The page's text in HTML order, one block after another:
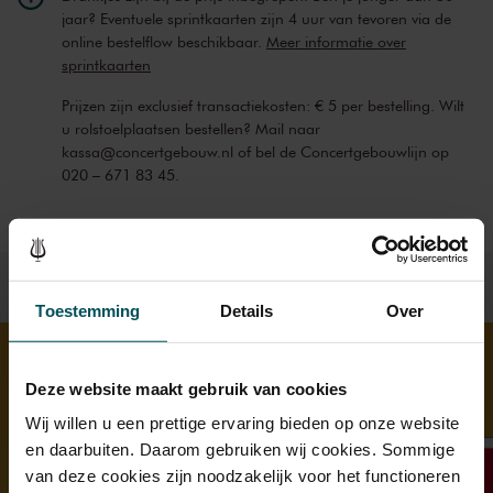
Toestemming Details Over
Deze website maakt gebruik van cookies
Wij willen u een prettige ervaring bieden op onze website
en daarbuiten. Daarom gebruiken wij cookies. Sommige
van deze cookies zijn noodzakelijk voor het functioneren
jaar? Eventuele sprintkaarten zijn 4 uur van tevoren via de
online bestelflow beschikbaar. Meer informatie over
sprintkaarten
Prijzen zijn exclusief transactiekosten: € 5 per bestelling. Wilt
u rolstoelplaatsen bestellen? Mail naar
kassa@concertgebouw.nl of bel de Concertgebouwlijn op
020 – 671 83 45.
Ontdek meer